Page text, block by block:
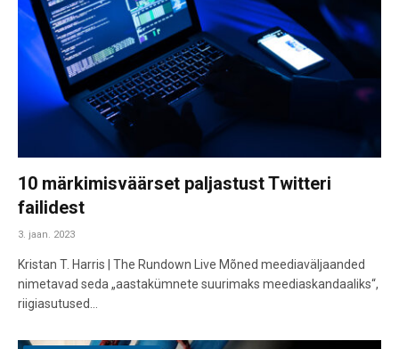
10 märkimisväärset paljastust Twitteri
failidest
3. jaan. 2023
Kristan T. Harris | The Rundown Live Mõned meediaväljaanded
nimetavad seda „aastakümnete suurimaks meediaskandaaliks“,
riigiasutused…